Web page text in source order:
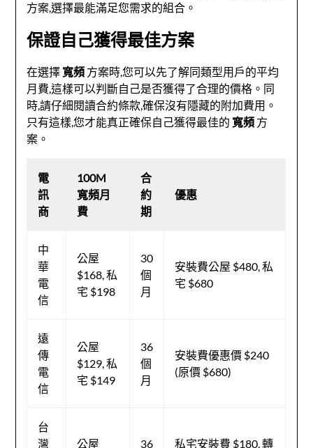
方案,選擇最能滿足您需求的組合。
保證自己獲得最佳方案
在選擇 寬頻 方案時,您可以先了解同類型用戶的平均
月費,這樣可以判斷自己是否獲得了合理的價格。同
時,請仔細閱讀合約條款,確保沒有隱藏的附加費用。
只有這樣,您才能真正確保自己獲得最佳的 寬頻 方
案。
電
訊
商
100M
寬頻月
費
合
約
期
優惠
中
華
電
信
公屋
$168, 私
宅 $198
30
個
月
安裝費公屋 $480, 私
宅 $680
遠
傳
電
信
公屋
$129, 私
宅 $149
36
個
月
安裝費優惠價 $240
(原價 $680)
台
灣
公屋 36 私宅安裝費 $180, 轉